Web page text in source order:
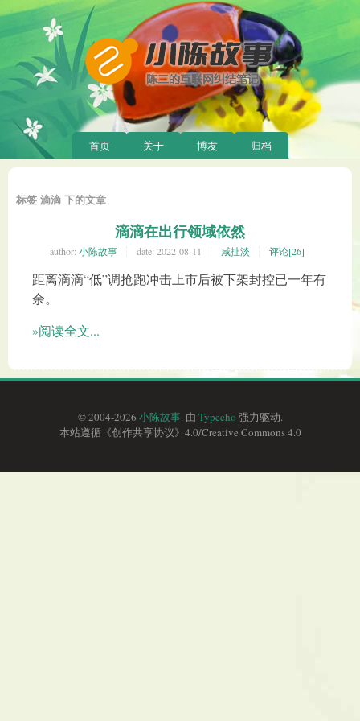
首页 关于 博友 归档
标签 滴滴 下的文章
滴滴在出行领域依然
author: 小陈故事 date: 2022-08-11 咸扯淡 评论[26]
距离滴滴“低”调抢跑冲击上市后被下架封控已一年有
余。
»阅读全文...
© 2004-2026 小陈故事. 由 Typecho 强力驱动.
本站遵循《创作共享协议》4.0/Creative Commons 4.0